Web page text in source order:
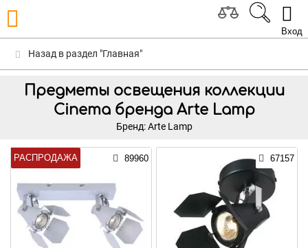
Вход
Назад в раздел "Главная"
Предметы освещения коллекции
Cinema бренда Arte Lamp
Бренд: Arte Lamp
РАСПРОДАЖА 89960 67157